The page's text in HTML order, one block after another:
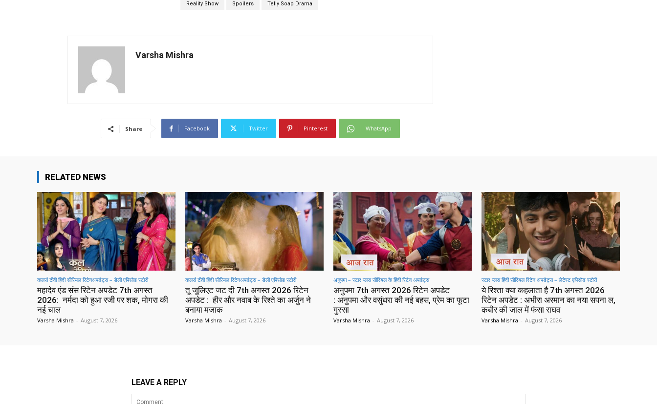
Reality Show Spoilers Telly Soap Drama
Varsha Mishra
Share Facebook Twitter Pinterest WhatsApp
RELATED NEWS
कलर्स टीवी हिंदी सीरियल रिटेनअपडेट्स – डेली एपिसोड स्टोरी
महादेव एंड संस रिटेन अपडेट 7th अगस्त
2026: नर्मदा को हुआ रजी पर शक, मोगरा की
नई चाल
Varsha Mishra - August 7, 2026
कलर्स टीवी हिंदी सीरियल रिटेनअपडेट्स – डेली एपिसोड स्टोरी
तू जूलिएट जट दी 7th अगस्त 2026 रिटेन
अपडेट : हीर और नवाब के रिश्ते का अर्जुन ने
बनाया मजाक
Varsha Mishra - August 7, 2026
अनुपमा – स्टार प्लस सीरियल के हिंदी रिटेन अपडेट्स
अनुपमा 7th अगस्त 2026 रिटेन अपडेट
: अनुपमा और वसुंधरा की नई बहस, प्रेम का फूटा
गुस्सा
Varsha Mishra - August 7, 2026
स्टार प्लस हिंदी सीरियल रिटेन अपडेट्स – लेटेस्ट एपिसोड स्टोरी
ये रिश्ता क्या कहलाता है 7th अगस्त 2026
रिटेन अपडेट : अभीरा अरमान का नया सपना ल,
कबीर की जाल में फंसा राघव
Varsha Mishra - August 7, 2026
LEAVE A REPLY